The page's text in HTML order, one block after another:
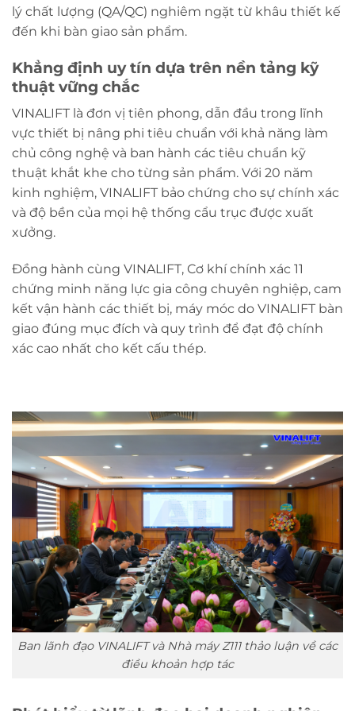
lý chất lượng (QA/QC) nghiêm ngặt từ khâu thiết kế
đến khi bàn giao sản phẩm.
Khẳng định uy tín dựa trên nền tảng kỹ
thuật vững chắc
VINALIFT là đơn vị tiên phong, dẫn đầu trong lĩnh
vực thiết bị nâng phi tiêu chuẩn với khả năng làm
chủ công nghệ và ban hành các tiêu chuẩn kỹ
thuật khắt khe cho từng sản phẩm. Với 20 năm
kinh nghiệm, VINALIFT bảo chứng cho sự chính xác
và độ bền của mọi hệ thống cẩu trục được xuất
xưởng.
Đồng hành cùng VINALIFT, Cơ khí chính xác 11
chứng minh năng lực gia công chuyên nghiệp, cam
kết vận hành các thiết bị, máy móc do VINALIFT bàn
giao đúng mục đích và quy trình để đạt độ chính
xác cao nhất cho kết cấu thép.
Ban lãnh đạo VINALIFT và Nhà máy Z111 thảo luận về các
điều khoản hợp tác